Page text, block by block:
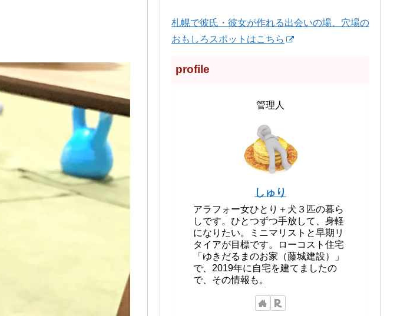
札幌で彼氏・彼女が作れる出会いの場、穴場の
おもしろスポットはこちら
profile
管理人
しゅり
アラフォー女ひとり＋犬３匹の暮ら
しです。ひとつずつ手放して、身軽
になりたい。ミニマリストと早期リ
タイアが目標です。ローコスト住宅
「ゆきだるまのお家（藤城建設）」
で、2019年に自宅を建てましたの
で、その情報も。